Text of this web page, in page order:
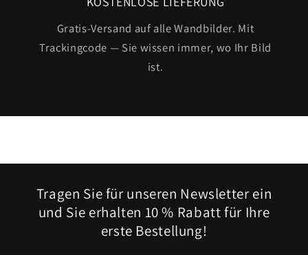
Gratis-Versand auf alle Wandbilder. Mit
Trackingcode — Sie wissen immer, wo Ihr Bild
ist.
Tragen Sie für unseren Newsletter ein
und Sie erhalten 10 % Rabatt für Ihre
erste Bestellung!